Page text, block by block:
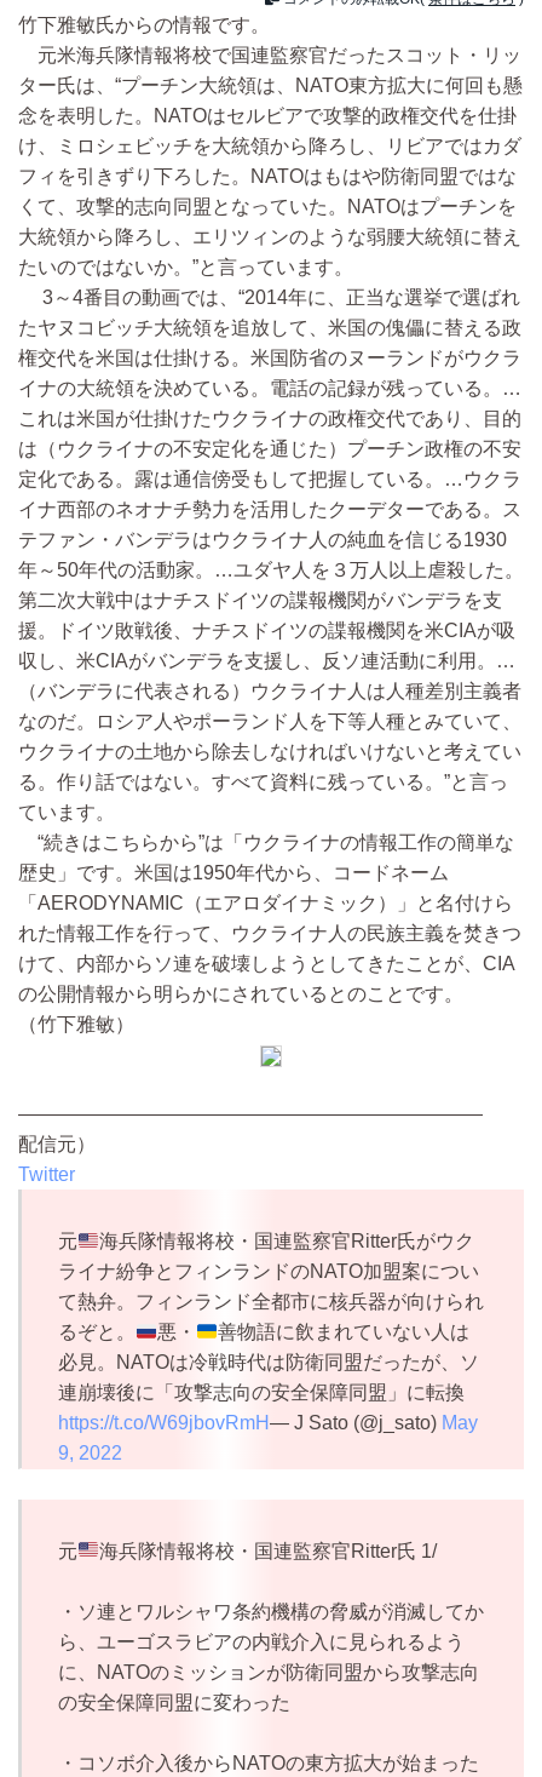
竹下雅敏氏からの情報です。
元米海兵隊情報将校で国連監察官だったスコット・リッ
ター氏は、“プーチン大統領は、NATO東方拡大に何回も懸
念を表明した。NATOはセルビアで攻撃的政権交代を仕掛
け、ミロシェビッチを大統領から降ろし、リビアではカダ
フィを引きずり下ろした。NATOはもはや防衛同盟ではな
くて、攻撃的志向同盟となっていた。NATOはプーチンを
大統領から降ろし、エリツィンのような弱腰大統領に替え
たいのではないか。”と言っています。
3～4番目の動画では、“2014年に、正当な選挙で選ばれ
たヤヌコビッチ大統領を追放して、米国の傀儡に替える政
権交代を米国は仕掛ける。米国防省のヌーランドがウクラ
イナの大統領を決めている。電話の記録が残っている。…
これは米国が仕掛けたウクライナの政権交代であり、目的
は（ウクライナの不安定化を通じた）プーチン政権の不安
定化である。露は通信傍受もして把握している。…ウクラ
イナ西部のネオナチ勢力を活用したクーデターである。ス
テファン・バンデラはウクライナ人の純血を信じる1930
年～50年代の活動家。…ユダヤ人を３万人以上虐殺した。
第二次大戦中はナチスドイツの諜報機関がバンデラを支
援。ドイツ敗戦後、ナチスドイツの諜報機関を米CIAが吸
収し、米CIAがバンデラを支援し、反ソ連活動に利用。…
（バンデラに代表される）ウクライナ人は人種差別主義者
なのだ。ロシア人やポーランド人を下等人種とみていて、
ウクライナの土地から除去しなければいけないと考えてい
る。作り話ではない。すべて資料に残っている。”と言っ
ています。
“続きはこちらから”は「ウクライナの情報工作の簡単な
歴史」です。米国は1950年代から、コードネーム
「AERODYNAMIC（エアロダイナミック）」と名付けら
れた情報工作を行って、ウクライナ人の民族主義を焚きつ
けて、内部からソ連を破壊しようとしてきたことが、CIA
の公開情報から明らかにされているとのことです。
（竹下雅敏）
————————————————————————
配信元）
Twitter
元
海兵隊情報将校・国連監察官Ritter氏がウク
ライナ紛争とフィンランドのNATO加盟案につい
て熱弁。フィンランド全都市に核兵器が向けられ
るぞと。
悪・
善物語に飲まれていない人は
必見。NATOは冷戦時代は防衛同盟だったが、ソ
連崩壊後に「攻撃志向の安全保障同盟」に転換
https://t.co/W69jbovRmH— J Sato (@j_sato) May
9, 2022
元 海兵隊情報将校・国連監察官Ritter氏 1/
・ソ連とワルシャワ条約機構の脅威が消滅してか
ら、ユーゴスラビアの内戦介入に見られるよう
に、NATOのミッションが防衛同盟から攻撃志向
の安全保障同盟に変わった
・コソボ介入後からNATOの東方拡大が始まった